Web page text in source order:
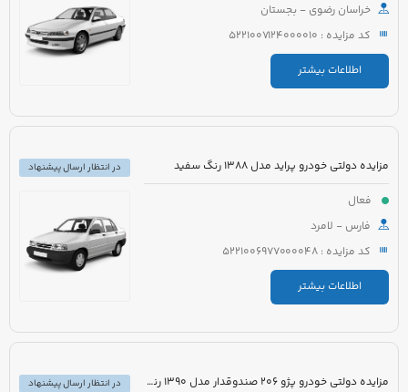
خراسان رضوی - بجستان
کد مزایده : 5221007124000010
اطلاعات بیشتر
مزایده دولتی خودرو پراید مدل 1388 رنگ سفید
فعال
فارس - لامرد
کد مزایده : 5221006977000048
اطلاعات بیشتر
در انتظار ارسال پیشنهاد
مزایده دولتی خودرو پژو 206 صندوقدار مدل 1390 رنگ سفید روغنی
در انتظار ارسال پیشنهاد